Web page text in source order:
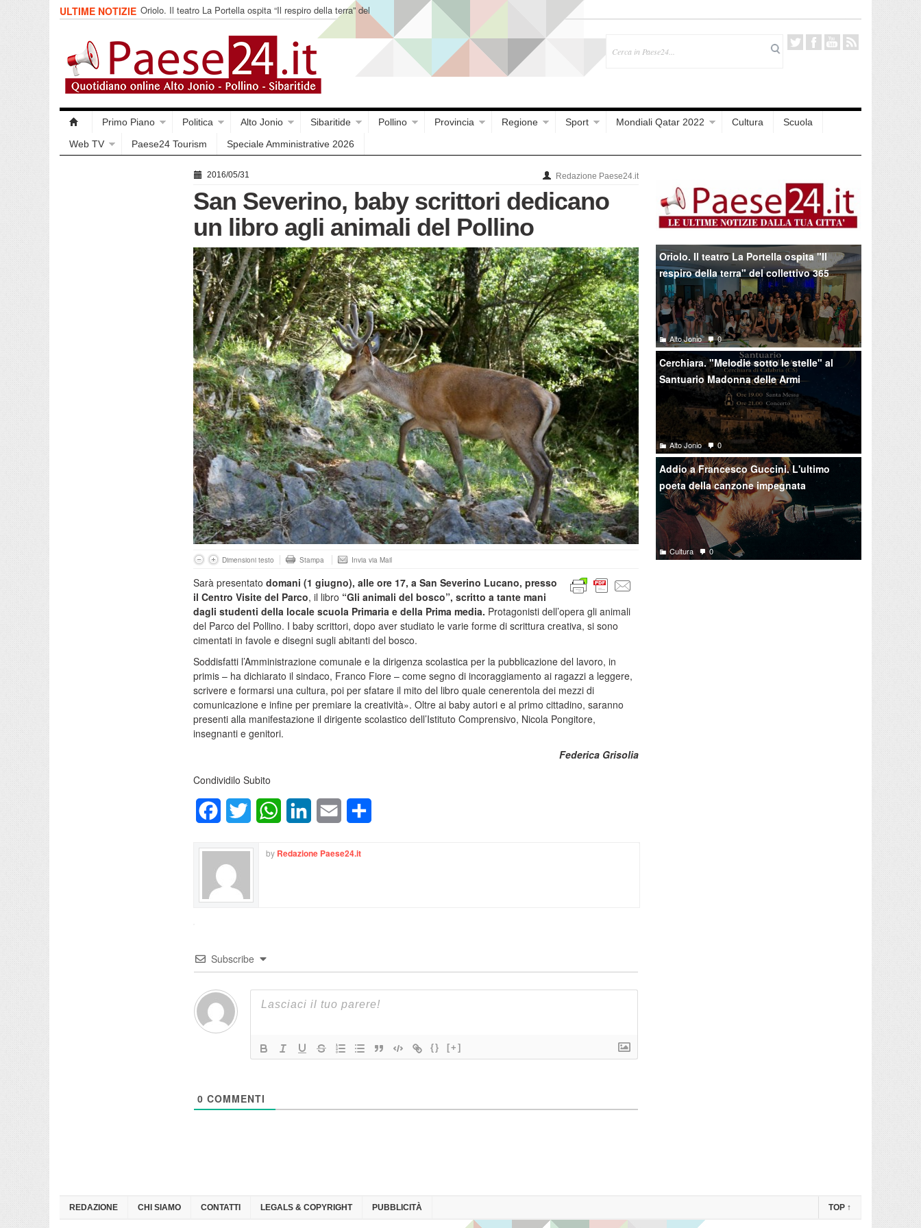
ULTIME NOTIZIE Oriolo. Il teatro La Portella ospita “Il respiro della terra” del
collettivo 365
Primo Piano Politica Alto Jonio Sibaritide Pollino Provincia Regione Sport Mondiali Qatar 2022 Cultura
Scuola
Web TV
Paese24 Tourism Speciale Amministrative 2026
2016/05/31 Redazione Paese24.it
San Severino, baby scrittori dedicano
un libro agli animali del Pollino
Dimensioni testo Stampa Invia via Mail
Sarà presentato domani (1 giugno), alle ore 17, a San Severino Lucano, presso
il Centro Visite del Parco, il libro “Gli animali del bosco”, scritto a tante mani
dagli studenti della locale scuola Primaria e della Prima media. Protagonisti dell’opera gli animali
del Parco del Pollino. I baby scrittori, dopo aver studiato le varie forme di scrittura creativa, si sono
cimentati in favole e disegni sugli abitanti del bosco.
Soddisfatti l’Amministrazione comunale e la dirigenza scolastica per la pubblicazione del lavoro, in
primis – ha dichiarato il sindaco, Franco Fiore – come segno di incoraggiamento ai ragazzi a leggere,
scrivere e formarsi una cultura, poi per sfatare il mito del libro quale cenerentola dei mezzi di
comunicazione e infine per premiare la creatività». Oltre ai baby autori e al primo cittadino, saranno
presenti alla manifestazione il dirigente scolastico dell’Istituto Comprensivo, Nicola Pongitore,
insegnanti e genitori.
Federica Grisolia
Condividilo Subito
FacebookTwitter WhatsAppLinkedInEmail
by Redazione Paese24.it
Subscribe
{} [+]
0 COMMENTI
Oriolo. Il teatro La Portella ospita "Il
respiro della terra" del collettivo 365
Alto Jonio 0
Cerchiara. "Melodie sotto le stelle" al
Santuario Madonna delle Armi
Alto Jonio 0
Addio a Francesco Guccini. L'ultimo
poeta della canzone impegnata
Cultura 0
REDAZIONE CHI SIAMO CONTATTI LEGALS & COPYRIGHT PUBBLICITÀ TOP ↑